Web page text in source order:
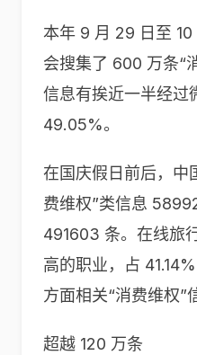
本年 9 月 29 日至
会搜集了 600 万条“
信息有挨近一半经过
49.05%。
在国庆假日前后，中
费维权”类信息
491603 条。在线旅
高的职业，占
方面相关“消费维权”
超越 120 万条